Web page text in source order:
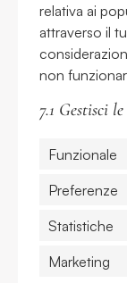
relativa ai
attraverso il
non
7.1 Gestisci
Funzionale
Preferenze
Statistiche
Marketing